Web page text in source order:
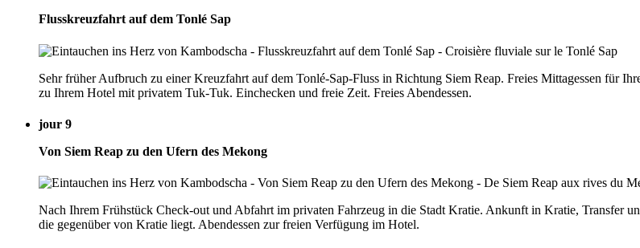
Flusskreuzfahrt auf dem Tonlé Sap
Sehr früher Aufbruch zu einer Kreuzfahrt auf dem Tonlé-Sap-Fluss in Richtung Siem Reap. Freies Mittagessen für
zu Ihrem Hotel mit privatem Tuk-Tuk. Einchecken und freie Zeit. Freies Abendessen.
jour 9
Von Siem Reap zu den Ufern des Mekong
Nach Ihrem Frühstück Check-out und Abfahrt im privaten Fahrzeug in die Stadt Kratie. Ankunft in Kratie, Transfer
die gegenüber von Kratie liegt. Abendessen zur freien Verfügung im Hotel.